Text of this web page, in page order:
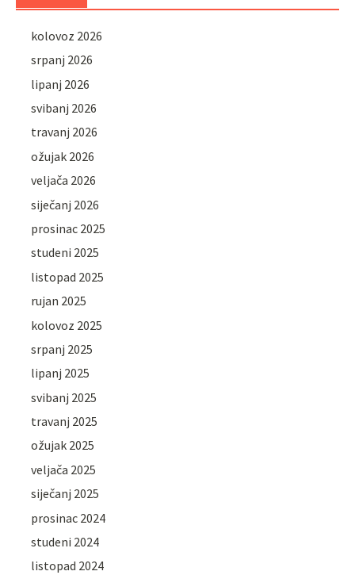
kolovoz 2026
srpanj 2026
lipanj 2026
svibanj 2026
travanj 2026
ožujak 2026
veljača 2026
siječanj 2026
prosinac 2025
studeni 2025
listopad 2025
rujan 2025
kolovoz 2025
srpanj 2025
lipanj 2025
svibanj 2025
travanj 2025
ožujak 2025
veljača 2025
siječanj 2025
prosinac 2024
studeni 2024
listopad 2024